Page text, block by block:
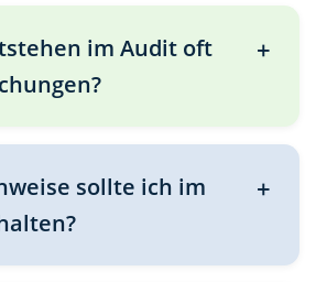
im Audit oft
sollte ich im